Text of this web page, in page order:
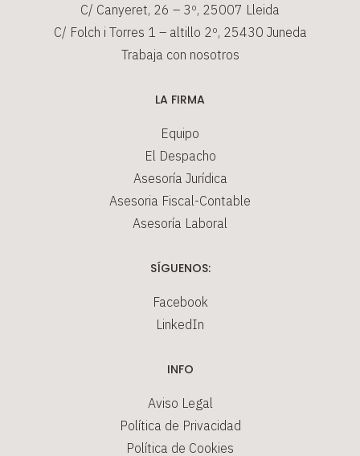
C/ Canyeret, 26 – 3º, 25007 Lleida
C/ Folch i Torres 1 – altillo 2º, 25430 Juneda
Trabaja con nosotros
LA FIRMA
Equipo
El Despacho
Asesoría Jurídica
Asesoria Fiscal-Contable
Asesoría Laboral
SÍGUENOS:
Facebook
LinkedIn
INFO
Aviso Legal
Política de Privacidad
Política de Cookies